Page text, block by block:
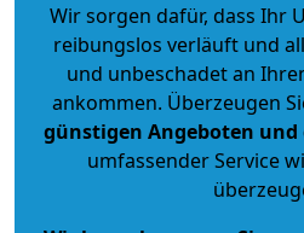
Wir sorgen dafür, dass Ihr
reibungslos verläuft und
und unbeschadet an
ankommen. Überzeugen
günstigen Angeboten
umfassender Service